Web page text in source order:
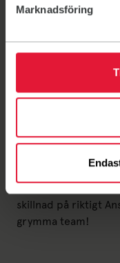
Marknadsföring
Boka gruppträning
Brinner du för
skillnad på riktigt
grymma team!